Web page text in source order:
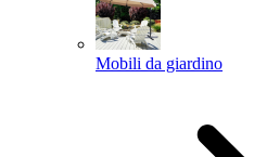
Mobili da giardino